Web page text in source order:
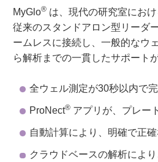
MyGlo® は、現代の研究室にお
従来のスタンドアロン型リーダ
ームレスに接続し、一般的なウ
ら解析までの一貫したサポート
全ウェル測定が30秒以内で
ProNect® アプリが、プレー
自動計算により、明確で正
クラウドベースの解析によ